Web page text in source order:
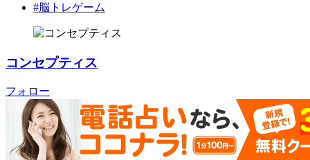
#脳トレゲーム
コンセプティス
フォロー